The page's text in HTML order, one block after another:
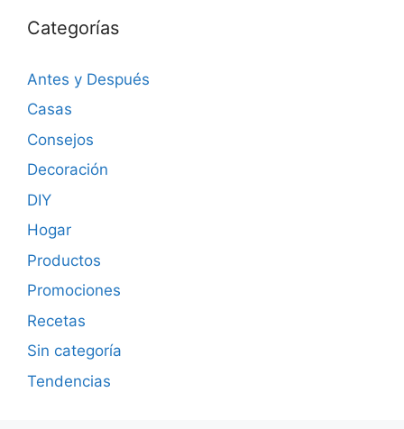
Categorías
Antes y Después
Casas
Consejos
Decoración
DIY
Hogar
Productos
Promociones
Recetas
Sin categoría
Tendencias